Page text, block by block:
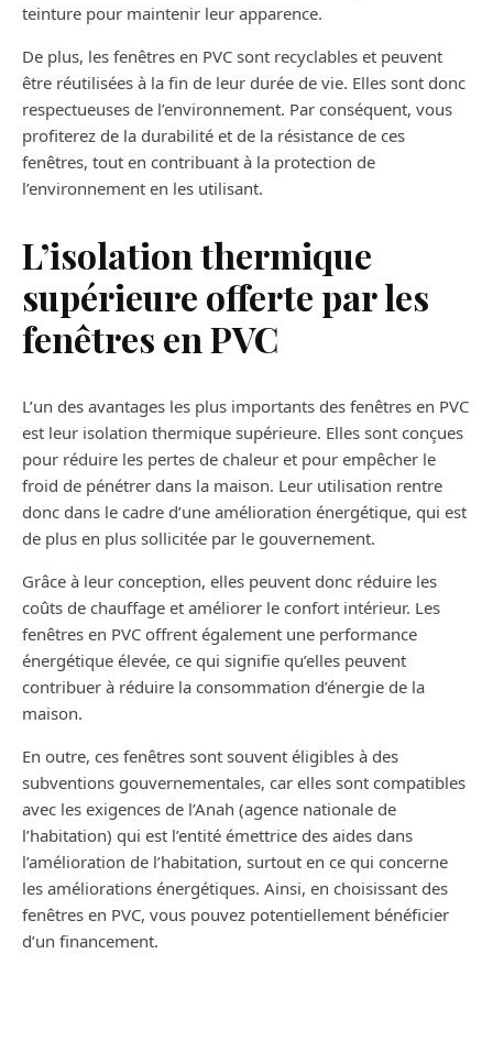
teinture pour maintenir leur apparence.
De plus, les fenêtres en PVC sont recyclables et peuvent
être réutilisées à la fin de leur durée de vie. Elles sont donc
respectueuses de l’environnement. Par conséquent, vous
profiterez de la durabilité et de la résistance de ces
fenêtres, tout en contribuant à la protection de
l’environnement en les utilisant.
L’isolation thermique
supérieure offerte par les
fenêtres en PVC
L’un des avantages les plus importants des fenêtres en PVC
est leur isolation thermique supérieure. Elles sont conçues
pour réduire les pertes de chaleur et pour empêcher le
froid de pénétrer dans la maison. Leur utilisation rentre
donc dans le cadre d’une amélioration énergétique, qui est
de plus en plus sollicitée par le gouvernement.
Grâce à leur conception, elles peuvent donc réduire les
coûts de chauffage et améliorer le confort intérieur. Les
fenêtres en PVC offrent également une performance
énergétique élevée, ce qui signifie qu’elles peuvent
contribuer à réduire la consommation d’énergie de la
maison.
En outre, ces fenêtres sont souvent éligibles à des
subventions gouvernementales, car elles sont compatibles
avec les exigences de l’Anah (agence nationale de
l’habitation) qui est l’entité émettrice des aides dans
l’amélioration de l’habitation, surtout en ce qui concerne
les améliorations énergétiques. Ainsi, en choisissant des
fenêtres en PVC, vous pouvez potentiellement bénéficier
d’un financement.